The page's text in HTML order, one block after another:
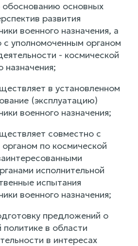
обоснованию основных
развития
военного назначения, а
с уполномоченным органом
- космической
назначения;
в установленном
(эксплуатацию)
военного назначения;
совместно с
по космической
исполнительной
испытания
военного назначения;
предложений о
политике в области
в интересах